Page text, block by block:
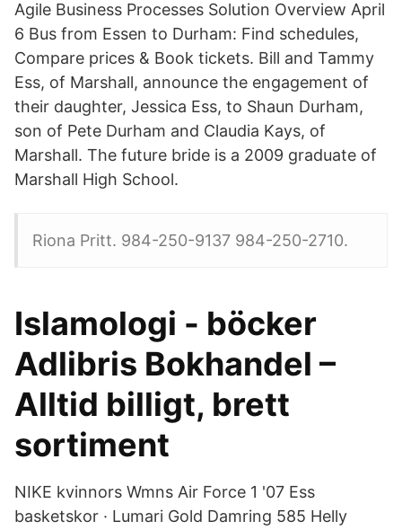
Agile Business Processes Solution Overview April
6 Bus from Essen to Durham: Find schedules,
Compare prices & Book tickets. Bill and Tammy
Ess, of Marshall, announce the engagement of
their daughter, Jessica Ess, to Shaun Durham,
son of Pete Durham and Claudia Kays, of
Marshall. The future bride is a 2009 graduate of
Marshall High School.
Riona Pritt. 984-250-9137 984-250-2710.
Islamologi - böcker
Adlibris Bokhandel –
Alltid billigt, brett
sortiment
NIKE kvinnors Wmns Air Force 1 '07 Ess
basketskor · Lumari Gold Damring 585 Helly